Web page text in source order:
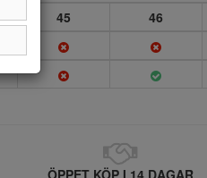
45 46
ÖPPET KÖP I 14 DAGAR